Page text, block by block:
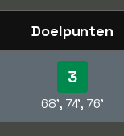
Doelpunten
3
68', 74', 76'